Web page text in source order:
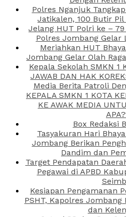
Polres Nganjuk
Jatikalen, 100 Butir
Jelang HUT Polri ke –
Polres Jombang Gelar
Meriahkan HUT
Jombang Gelar Olah
Kepala Sekolah SMKN 1
JAWAB DAN HAK
Media Berita Patroli
KEPALA SMKN 1 KOTA
KE AWAK MEDIA
Box Redaksi
Tasyakuran Hari
Jombang Berikan
Dandim dan
Target Pendapatan
Pegawai di APBD
Kesiapan Pengamanan
PSHT, Kapolres Jombang
dan